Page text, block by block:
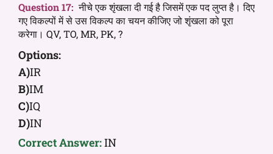
Question 17: नीचे एक शृंखला दी गई है जिसमें एक पद लुप्त है। दिए
गए विकल्पों में से उस विकल्प का चयन कीजिए जो शृंखला को पूरा
करेगा। QV, TO, MR, PK, ?
Options:
A)IR
B)IM
C)IQ
D)IN
Correct Answer:IN